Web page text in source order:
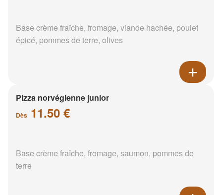
Base crème fraîche, fromage, viande hachée, poulet
épicé, pommes de terre, olives
Pizza norvégienne junior
Dès 11.50 €
Base crème fraîche, fromage, saumon, pommes de
terre